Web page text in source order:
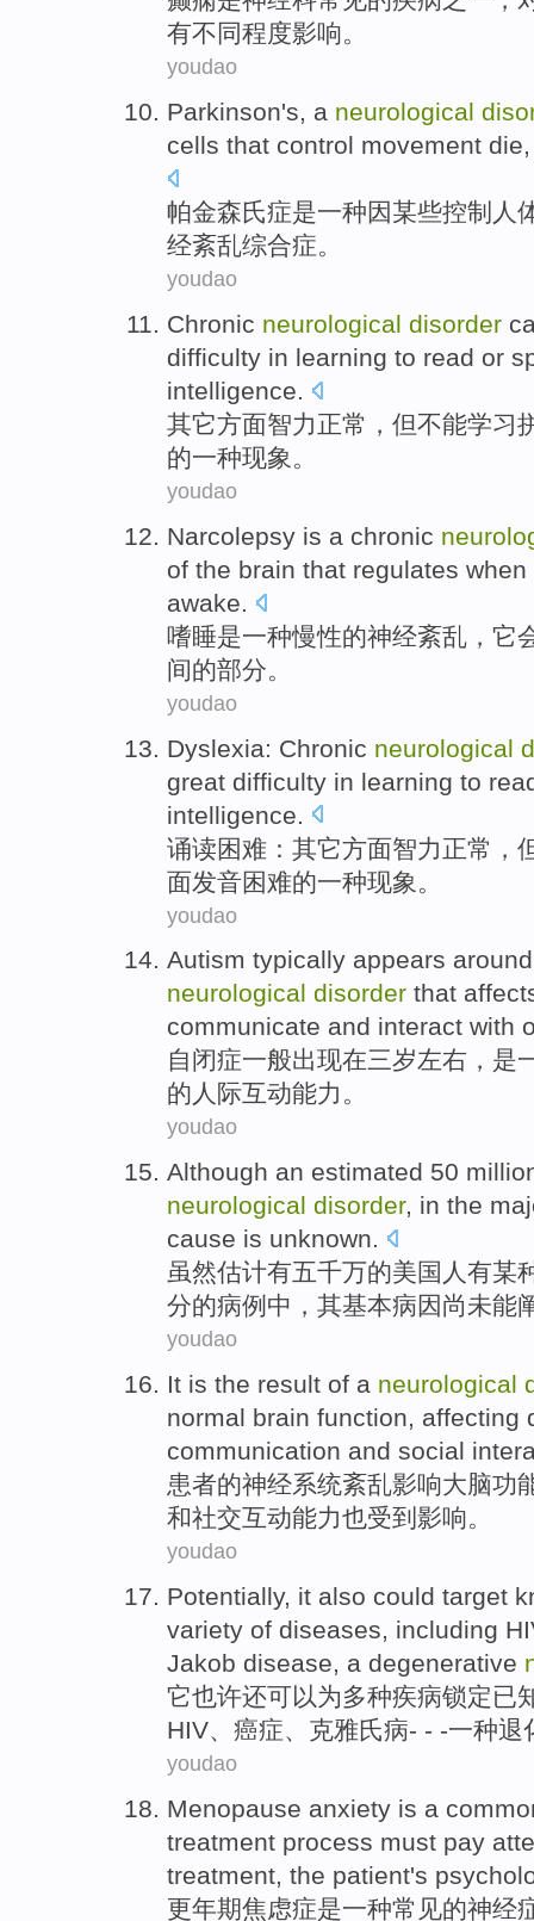
有不同程度影响。
youdao
Parkinson's, a neurological
cells that control movement die
帕金森氏症是一种因某些控制 人
经紊乱综合症。
youdao
Chronic neurological disorder
difficulty in learning to read or
intelligence.
其它方面智力正常 ， 但不能学习
的一种现象。
youdao
Narcolepsy is a chronic
of the brain that regulates
awake.
嗜睡是一种慢性的神经紊乱 ， 它
间的部分。
youdao
Dyslexia: Chronic neurological
great difficulty in learning to
intelligence
诵读困难 ：其它方面智力正常 ，
面发音困难的一种现象。
youdao
Autism typically appears
neurological disorder that
communicate and interact with
自闭症一般出现在三岁左右 ， 是
的 人际互动能力 。
youdao
Although an estimated 50
neurological disorder, in the
cause is unknown.
虽然估计有五千万的美国人 有某
分的病例中 ， 其基本病因尚未能
youdao
It is the result of a neurological
normal brain function, affecting
communication and social
患者的神经系统紊乱影响大脑功
和社交互动能力也受到影响。
youdao
Potentially, it also could target
variety of diseases, including
Jakob disease, a degenerative
它也许还可以为多种疾病锁定已
HIV、 癌症、 克雅氏病- - -一种退
youdao
Menopause anxiety is a
treatment process must pay
treatment the patient's
更年期焦虑症是一种常见的神经